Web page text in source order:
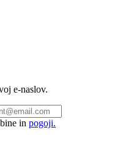
e-naslov.
in pogoji.